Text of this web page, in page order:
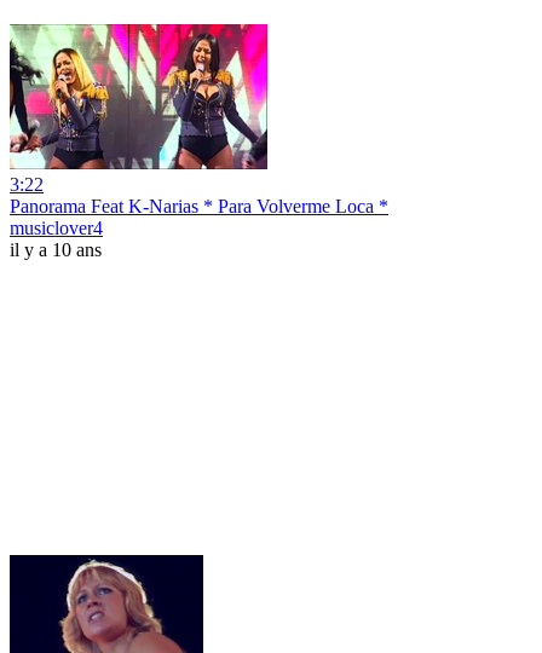
3:22
Panorama Feat K-Narias * Para Volverme Loca *
musiclover4
il y a 10 ans